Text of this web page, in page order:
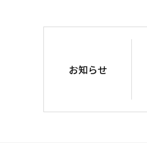
お知らせ